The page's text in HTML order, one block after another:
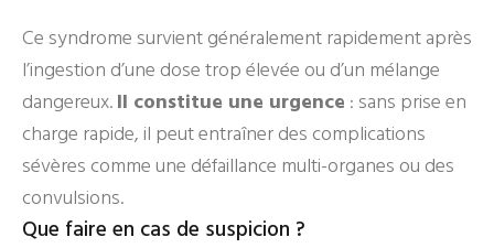
Ce syndrome survient généralement rapidement après
l’ingestion d’une dose trop élevée ou d’un mélange
dangereux.Il constitue une urgence : sans prise en
charge rapide, il peut entraîner des complications
sévères comme une défaillance multi-organes ou des
convulsions.
Que faire en cas de suspicion ?